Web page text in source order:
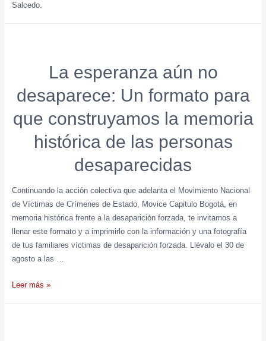
Salcedo.
La esperanza aún no
desaparece: Un formato para
que construyamos la memoria
histórica de las personas
desaparecidas
Continuando la acción colectiva que adelanta el Movimiento Nacional
de Víctimas de Crímenes de Estado, Movice Capitulo Bogotá, en
memoria histórica frente a la desaparición forzada, te invitamos a
llenar este formato y a imprimirlo con la información y una fotografía
de tus familiares víctimas de desaparición forzada. Llévalo el 30 de
agosto a las …
Leer más »